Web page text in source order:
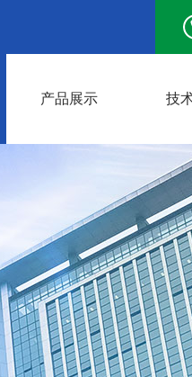
产品展示 技